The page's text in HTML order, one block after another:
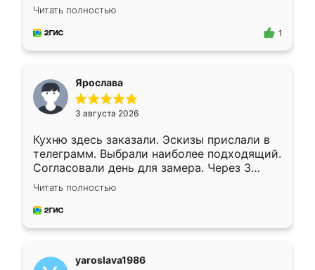
короткие сроки изготовления. Приехавший
для замера сотрудник Владислав
предложил по моему эскизу самый
Читать полностью
1
Ярослава
3 августа 2026
Кухню здесь заказали. Эскизы прислали в
телеграмм. Выбрали наиболее подходящий.
Согласовали день для замера. Через 3
недели кухня была уже готова. Остались
довольны работой. Спасибо Ренессанс
мебель за качественную работу!
Читать полностью
yaroslava1986